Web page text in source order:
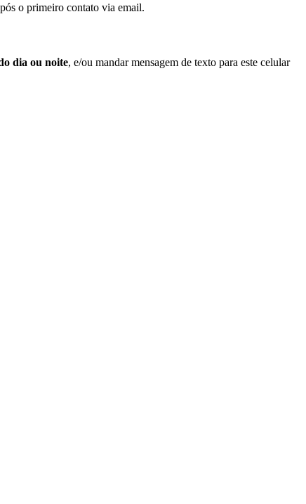
o primeiro contato via email.
dia ou noite, e/ou mandar mensagem de texto para este celular